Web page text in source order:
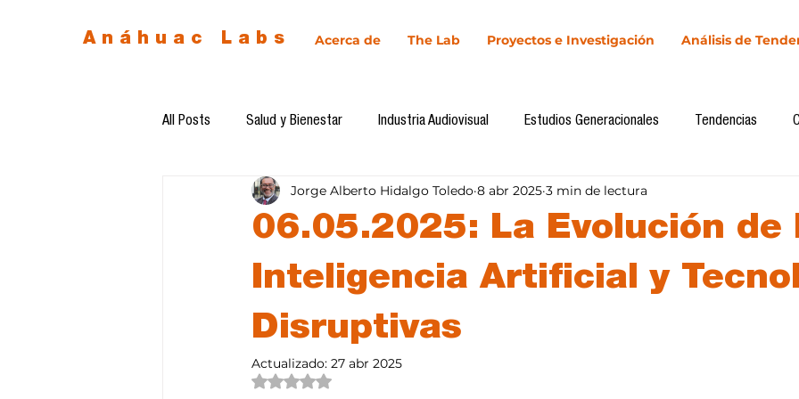
Anáhuac Labs Acerca de The Lab Proyectos e Investigación Análisis de
All Posts Salud y Bienestar Industria Audiovisual Estudios Generacionales Tendencias
Egresados Inteligencia Artificial Cultura Digital Comunicación y Sociedad
Diseño de futuro Ética de la Comunicación Investigación H&NhCL CICA/Sintaxis
Software del mes Cursos Casos de estudio
06.05.2025: La Evolución de
Inteligencia Artificial y
Disruptivas
Jorge Alberto Hidalgo Toledo 8 abr 2025 3 min de lectura
Actualizado: 27 abr 2025
Obtuvo NaN de 5 estrellas.